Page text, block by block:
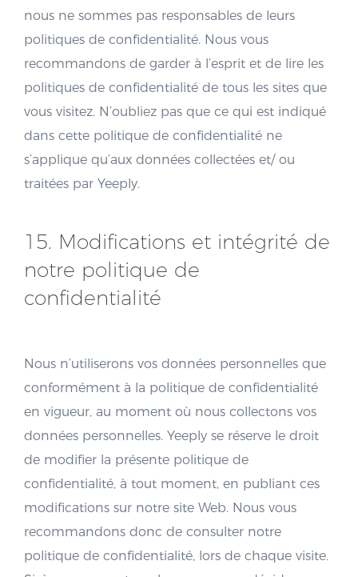
nous ne sommes pas responsables de leurs
politiques de confidentialité. Nous vous
recommandons de garder à l’esprit et de lire les
politiques de confidentialité de tous les sites que
vous visitez. N’oubliez pas que ce qui est indiqué
dans cette politique de confidentialité ne
s’applique qu’aux données collectées et/ ou
traitées par Yeeply.
15. Modifications et intégrité de
notre politique de
confidentialité
Nous n’utiliserons vos données personnelles que
conformément à la politique de confidentialité
en vigueur, au moment où nous collectons vos
données personnelles. Yeeply se réserve le droit
de modifier la présente politique de
confidentialité, à tout moment, en publiant ces
modifications sur notre site Web. Nous vous
recommandons donc de consulter notre
politique de confidentialité, lors de chaque visite.